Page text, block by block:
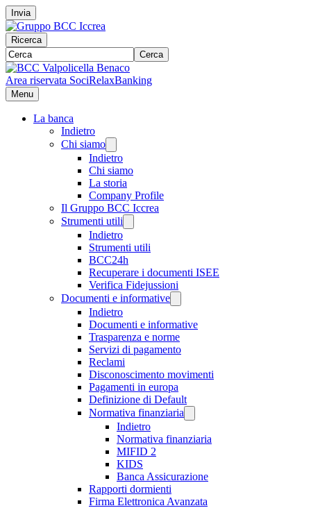
Invia
Ricerca
Cerca
Area riservata SociRelaxBanking
Menu
La banca
Indietro
Chi siamo
Indietro
Chi siamo
La storia
Company Profile
Il Gruppo BCC Iccrea
Strumenti utili
Indietro
Strumenti utili
BCC24h
Recuperare i documenti ISEE
Verifica Fidejussioni
Documenti e informative
Indietro
Documenti e informative
Trasparenza e norme
Servizi di pagamento
Reclami
Disconoscimento movimenti
Pagamenti in europa
Definizione di Default
Normativa finanziaria
Indietro
Normativa finanziaria
MIFID 2
KIDS
Banca Assicurazione
Rapporti dormienti
Firma Elettronica Avanzata